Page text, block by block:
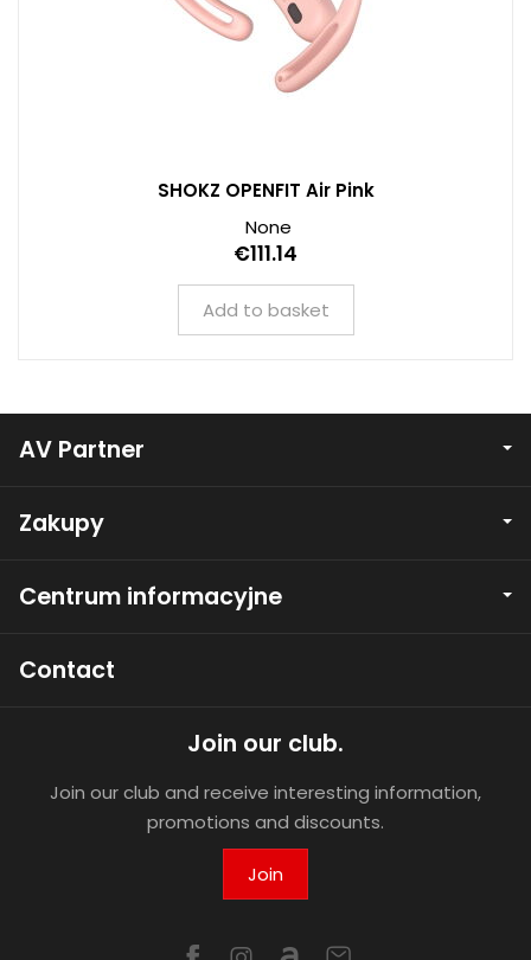
SHOKZ OPENFIT Air Pink
None
€111.14
Add to basket
AV Partner
Zakupy
Centrum informacyjne
Contact
Join our club.
Join our club and receive interesting information,
promotions and discounts.
Join